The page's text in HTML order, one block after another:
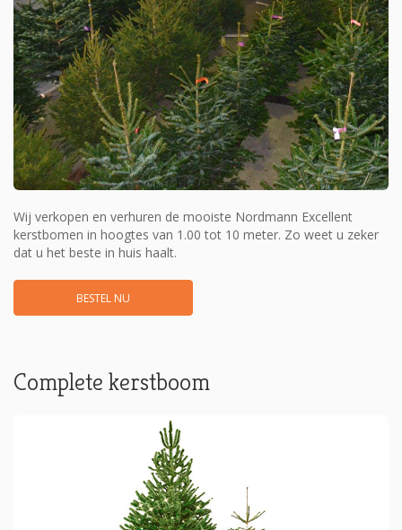
Wij verkopen en verhuren de mooiste Nordmann Excellent
kerstbomen in hoogtes van 1.00 tot 10 meter. Zo weet u zeker
dat u het beste in huis haalt.
BESTEL NU
Complete kerstboom